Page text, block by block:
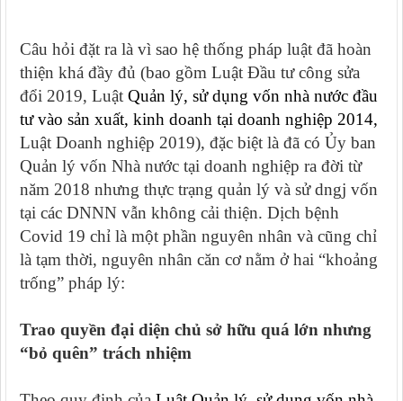
Câu hỏi đặt ra là vì sao hệ thống pháp luật đã hoàn
thiện khá đầy đủ (bao gồm Luật Đầu tư công sửa
đổi 2019, Luật Quản lý, sử dụng vốn nhà nước đầu
tư vào sản xuất, kinh doanh tại doanh nghiệp 2014,
Luật Doanh nghiệp 2019), đặc biệt là đã có Ủy ban
Quản lý vốn Nhà nước tại doanh nghiệp ra đời từ
năm 2018 nhưng thực trạng quản lý và sử dngj vốn
tại các DNNN vẫn không cải thiện. Dịch bệnh
Covid 19 chỉ là một phần nguyên nhân và cũng chỉ
là tạm thời, nguyên nhân căn cơ nằm ở hai “khoảng
trống” pháp lý:
Trao quyền đại diện chủ sở hữu quá lớn nhưng
“bỏ quên” trách nhiệm